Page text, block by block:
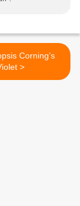
Corning’s
Violet >